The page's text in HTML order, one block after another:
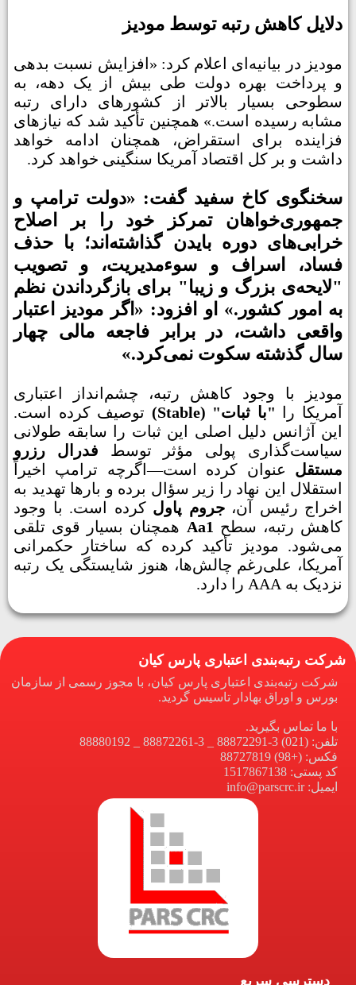
دلایل کاهش رتبه توسط مودیز
مودیز در بیانیه‌ای اعلام کرد: «افزایش نسبت بدهی
و پرداخت بهره دولت طی بیش از یک دهه، به
سطوحی بسیار بالاتر از کشورهای دارای رتبه
مشابه رسیده است.» همچنین تأکید شد که نیازهای
فزاینده برای استقراض، همچنان ادامه خواهد
داشت و بر کل اقتصاد آمریکا سنگینی خواهد کرد.
سخنگوی کاخ سفید گفت: «دولت ترامپ و
جمهوری‌خواهان تمرکز خود را بر اصلاح
خرابی‌های دوره بایدن گذاشته‌اند؛ با حذف
فساد، اسراف و سوء‌مدیریت، و تصویب
"لایحه‌ی بزرگ و زیبا" برای بازگرداندن نظم
به امور کشور.» او افزود: «اگر مودیز اعتبار
واقعی داشت، در برابر فاجعه مالی چهار
سال گذشته سکوت نمی‌کرد.»
مودیز با وجود کاهش رتبه، چشم‌انداز اعتباری
آمریکا را "با ثبات" (Stable)
توصیف کرده است.
این آژانس دلیل اصلی این ثبات را سابقه طولانی
سیاست‌گذاری پولی مؤثر توسط فدرال رزرو
مستقل عنوان کرده است—اگرچه ترامپ اخیراً
استقلال این نهاد را زیر سؤال برده و بارها تهدید به
اخراج رئیس آن،جروم پاول کرده است. با وجود
کاهش رتبه، سطح Aa1 همچنان بسیار قوی تلقی
می‌شود. مودیز تأکید کرده که ساختار حکمرانی
آمریکا، علی‌رغم چالش‌ها، هنوز شایستگی یک رتبه
نزدیک به AAA را دارد.
شرکت رتبه‌بندی اعتباری پارس کیان
شرکت رتبه‌بندی اعتباری پارس کیان، با مجوز رسمی از سازمان
بورس و اوراق بهادار تاسیس گردید.
با ما تماس بگیرید.
تلفن: (021) 3-88872291 _ 3-88872261 _ 88880192
فکس: (+98) 88727819
کد پستی: 1517867138
ایمیل: info@parscrc.ir
دسترسی سریع